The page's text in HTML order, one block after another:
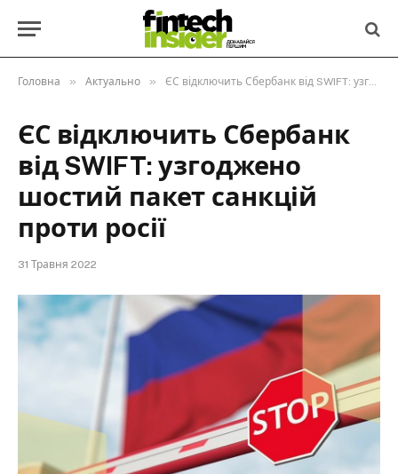
Головна » Актуально » ЄС відключить Сбербанк від SWIFT: узгоджено шостий пакет санкцій проти росії
ЄС відключить Сбербанк
від SWIFT: узгоджено
шостий пакет санкцій
проти росії
31 Травня 2022